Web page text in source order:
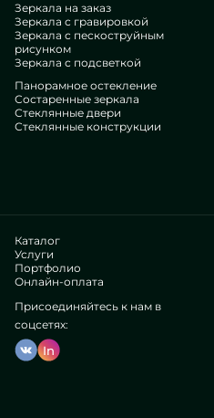
Зеркала на заказ
Зеркала с гравировкой
Зеркала с пескоструйным
рисунком
Зеркала с подсветкой
Панорамное остекление
Состаренные зеркала
Стеклянные двери
Стеклянные конструкции
Каталог
Услуги
Портфолио
Онлайн-оплата
Присоединяйтесь к нам в
соцсетях:
In